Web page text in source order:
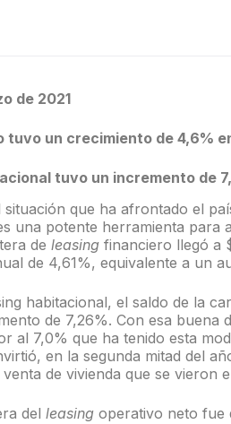
de 2021
tuvo un crecimiento de 4,6%
tuvo un incremento de
que ha afrontado el
una potente herramienta para
de leasing financiero llegó a
de 4,61%, equivalente a un
habitacional, el saldo de la
de 7,26%. Con esa buena
al 7,0% que ha tenido esta
en la segunda mitad del
de vivienda que se vieron
del leasing operativo neto fue